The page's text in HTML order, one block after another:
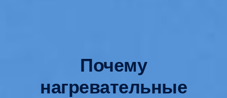
Почему
нагревательные